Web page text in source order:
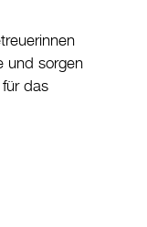
und sorgen
das